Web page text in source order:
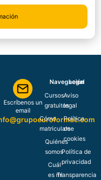
Escríbenos un
email
Navegación
Cursos
gratuitos
Cómo
matricularse
Quiénes
somos
Cuál
es mi
Legal
Aviso
legal
Política
de
cookies
Política de
privacidad
Transparencia